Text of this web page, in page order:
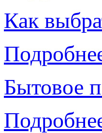
Как
Бытовое